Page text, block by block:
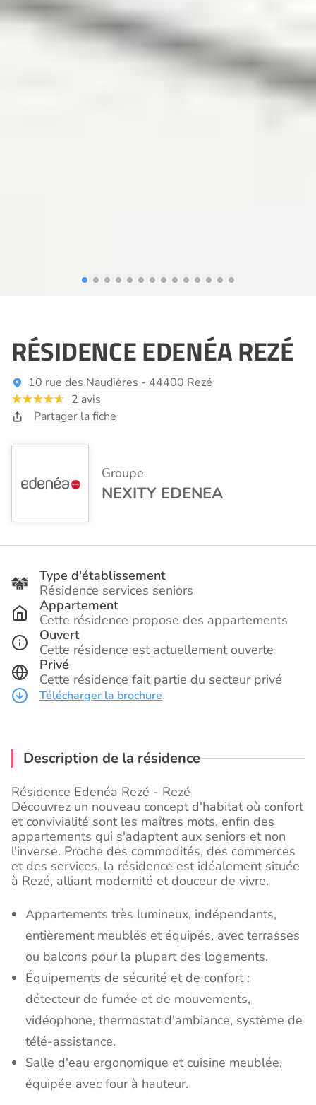
RÉSIDENCE EDENÉA REZÉ
10 rue des Naudières - 44400 Rezé
2 avis
Partager la fiche
Groupe
NEXITY EDENEA
Type d'établissement
Résidence services seniors
Appartement
Cette résidence propose des appartements
Ouvert
Cette résidence est actuellement ouverte
Privé
Cette résidence fait partie du secteur privé
Télécharger la brochure
Description de la résidence
Résidence Edenéa Rezé - Rezé
Découvrez un nouveau concept d'habitat où confort
et convivialité sont les maîtres mots, enfin des
appartements qui s'adaptent aux seniors et non
l'inverse. Proche des commodités, des commerces
et des services, la résidence est idéalement située
à Rezé, alliant modernité et douceur de vivre.
Appartements très lumineux, indépendants,
entièrement meublés et équipés, avec terrasses
ou balcons pour la plupart des logements.
Équipements de sécurité et de confort :
détecteur de fumée et de mouvements,
vidéophone, thermostat d'ambiance, système de
télé-assistance.
Salle d'eau ergonomique et cuisine meublée,
équipée avec four à hauteur.